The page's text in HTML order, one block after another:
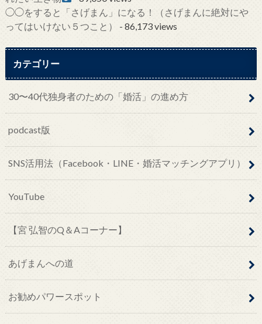
◯◯をすると「さげまん」になる！（さげまんに絶対にや
ってはいけない５つこと）
- 86,173 views
カテゴリー
30〜40代独身者のための「婚活」の進め方
podcast版
SNS活用法（Facebook・LINE・婚活マッチングアプリ）
YouTube
【宮 弘智のQ＆Aコーナー】
あげまんへの道
お勧めパワースポット